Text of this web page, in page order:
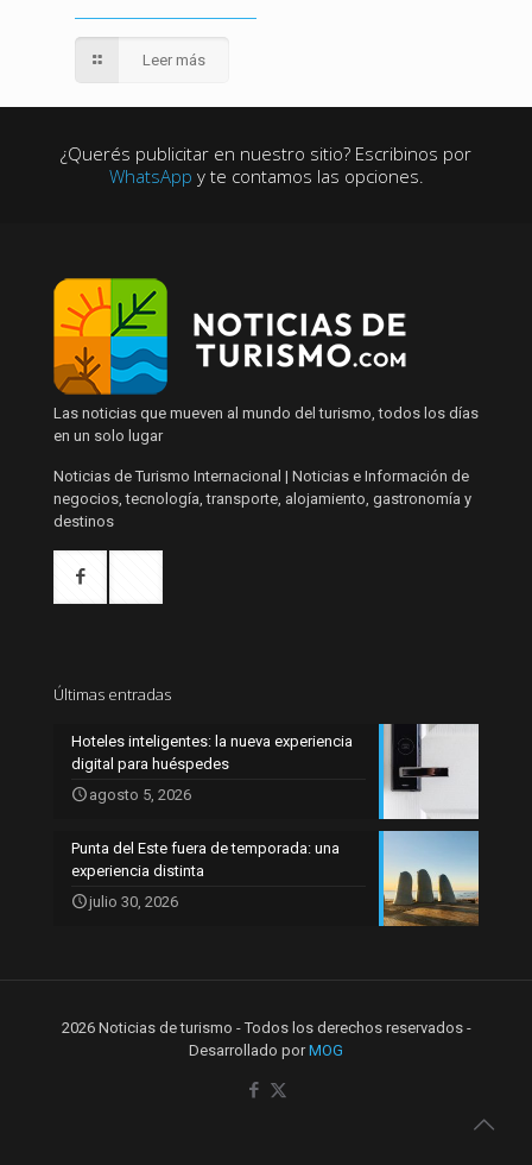
Leer más
¿Querés publicitar en nuestro sitio? Escribinos por
WhatsApp y te contamos las opciones.
Las noticias que mueven al mundo del turismo, todos los días
en un solo lugar
Noticias de Turismo Internacional | Noticias e Información de
negocios, tecnología, transporte, alojamiento, gastronomía y
destinos
Últimas entradas
Hoteles inteligentes: la nueva experiencia
digital para huéspedes
agosto 5, 2026
Punta del Este fuera de temporada: una
experiencia distinta
julio 30, 2026
2026 Noticias de turismo - Todos los derechos reservados -
Desarrollado porMOG